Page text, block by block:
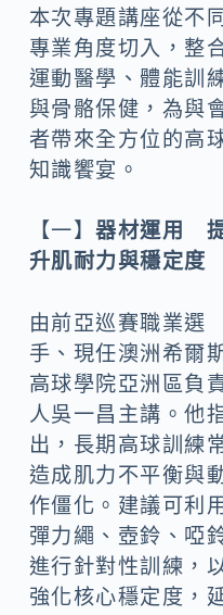
本次專題講座從不同
專業角度切入，整
運動醫學、體能訓
與骨骼保健，為與
者帶來全方位的高
知識饗宴。
【一】器材運用
升肌耐力與穩定度
由前亞巡賽職業選
手、現任澳洲希爾
高球學院亞洲區負
人吳一昌主講。他
出，長期高球訓練
造成肌力不平衡與
作僵化。建議可利用
彈力繩、壺鈴、啞
進行針對性訓練，
強化核心穩定度，